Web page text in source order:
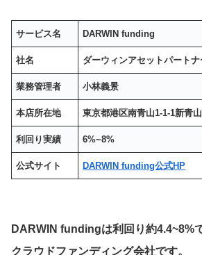
サービス名 DARWIN funding
社名 ダーウィンアセットパート
業務管理者 小林義景
本店所在地 東京都港区南青山1-1-1新青
利回り実績 6%~8%
公式サイト DARWIN funding公式HP
DARWIN fundingは利回り約4.4~8%
クラウドファンディング会社です。